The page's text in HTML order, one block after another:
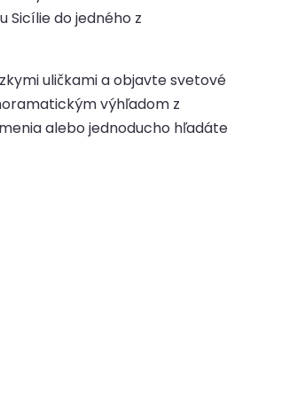
do jedného z
uličkami a objavte svetové
výhľadom z
alebo jednoducho hľadáte